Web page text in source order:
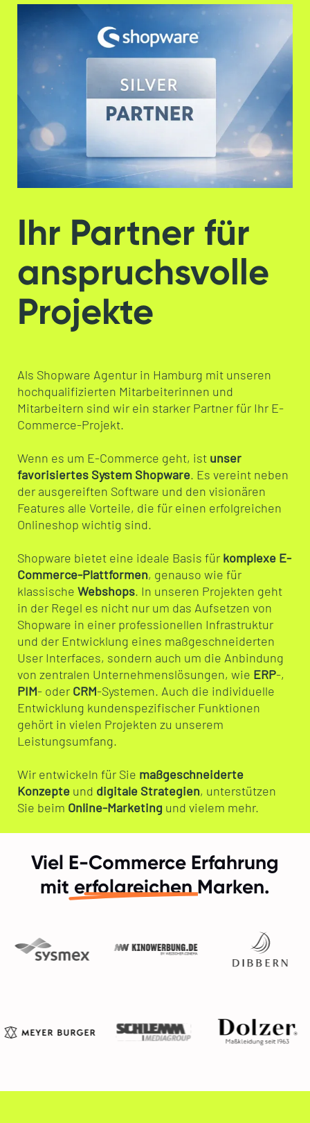
Ihr Partner für
anspruchsvolle
Projekte
Als Shopware Agentur in Hamburg mit unseren
hochqualifizierten Mitarbeiterinnen und
Mitarbeitern sind wir ein starker Partner für Ihr E-
Commerce-Projekt.
Wenn es um E-Commerce geht, ist unser
favorisiertes System Shopware. Es vereint neben
der ausgereiften Software und den visionären
Features alle Vorteile, die für einen erfolgreichen
Onlineshop wichtig sind.
Shopware bietet eine ideale Basis für komplexe E-
Commerce-Plattformen, genauso wie für
klassische Webshops. In unseren Projekten geht
in der Regel es nicht nur um das Aufsetzen von
Shopware in einer professionellen Infrastruktur
und der Entwicklung eines maßgeschneiderten
User Interfaces, sondern auch um die Anbindung
von zentralen Unternehmenslösungen, wie ERP-,
PIM- oder CRM-Systemen. Auch die individuelle
Entwicklung kundenspezifischer Funktionen
gehört in vielen Projekten zu unserem
Leistungsumfang.
Wir entwickeln für Sie maßgeschneiderte
Konzepteund digitale Strategien, unterstützen
Sie beim Online-Marketing und vielem mehr.
Viel E-Commerce Erfahrung
mit erfolgreichenMarken.